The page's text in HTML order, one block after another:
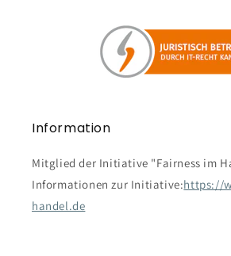
Information
Mitglied der Initiative "Fairness im
Informationen zur Initiative:https://
handel.de